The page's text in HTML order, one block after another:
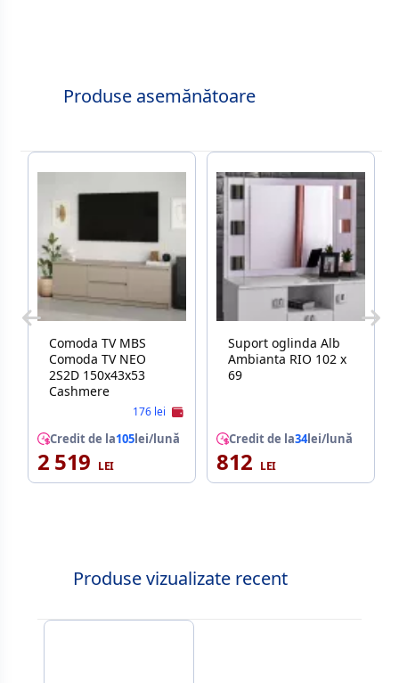
Produse asemănătoare
Comoda TV MBS
Comoda TV NEO
2S2D 150x43x53
Cashmere
176 lei
Credit de la105lei/lună
2 519
Suport oglinda Alb
Ambianta RIO 102 x
69
Credit de la34lei/lună
812
Produse vizualizate recent